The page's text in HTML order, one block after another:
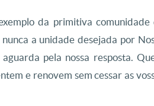
da primitiva comunidade
a unidade desejada por
pela nossa resposta.
e renovem sem cessar as